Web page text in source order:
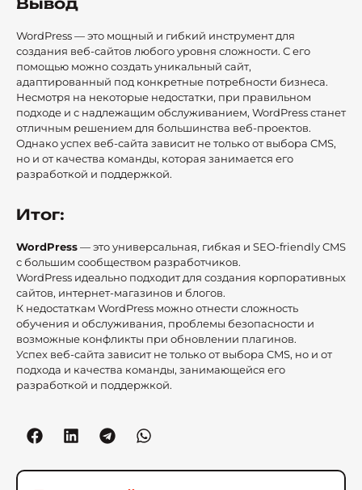
WordPress — это мощный и гибкий инструмент для
создания веб-сайтов любого уровня сложности. С его
помощью можно создать уникальный сайт,
адаптированный под конкретные потребности бизнеса.
Несмотря на некоторые недостатки, при правильном
подходе и с надлежащим обслуживанием, WordPress станет
отличным решением для большинства веб-проектов.
Однако успех веб-сайта зависит не только от выбора CMS,
но и от качества команды, которая занимается его
разработкой и поддержкой.
Итог:
WordPress— это универсальная, гибкая и SEO-friendly CMS
с большим сообществом разработчиков.
WordPress идеально подходит для создания корпоративных
сайтов, интернет-магазинов и блогов.
К недостаткам WordPress можно отнести сложность
обучения и обслуживания, проблемы безопасности и
возможные конфликты при обновлении плагинов.
Успех веб-сайта зависит не только от выбора CMS, но и от
подхода и качества команды, занимающейся его
разработкой и поддержкой.